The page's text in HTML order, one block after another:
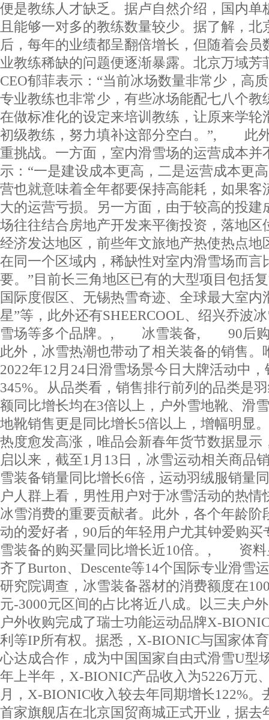
便是教练人才缺乏。据卢自然介绍，国内单
且能够一对多的教练数量较少。据了解，北
后，每年的业绩都呈翻倍增长，但随着会员
业教练稀缺的问题便逐渐暴露。北京万域芳
CEO郁菲表示：“当前冰场数量非常少，高
专业教练也非常少，有些冰场能配七八个教
在做标准化的设定来培训教练，让原来学轮
初级教练，努力填补这部分空白。”, 此
重挑战。一方面，室内滑雪场的运营成本并
示：“一是建设成本更高，二是运营成本更
营也就意味着全年都要保持高能耗，如果客
大的运营亏损。另一方面，由于较高的投建
场往往结合房地产开发来平衡投资，落地区
经济发达地区，前些年文旅地产热使热点地
在同一个区域内，稀缺性对室内滑雪场而言
要。”目前长三角地区已有的大型项目包括
国际度假区、无锡热雪奇迹、全球最大室内
星”等，此外还有SHEERCOOL、绍兴乔波
雪场等多个品牌。, 冰雪装备, 90后
此外，冰雪热潮也带动了相关装备的销售。
2022年12月24日滑雪场景今日大牌活动中
345%。从品类看，销售排行前列的品类是
额同比增长均在3倍以上，户外雪地靴、滑
地靴销售更是同比增长5倍以上，增幅明显
热度愈发高涨，唯品会新春年货节数据显示
启以来，截至1月13日，冰雪运动相关商品
雪装备销量同比增长6倍，运动羽绒服销
户人群上看，男性用户对于冰雪活动的热情
冰雪消费的重要贡献者。此外，各个年龄阶
动的爱好者，90后的年轻用户尤其钟爱购买
雪装备的购买量同比增长近10倍。, 资料
齐了Burton、Descente等14个国际专业滑雪
研究院调查，冰雪装备器材的消费额度在
元-3000元区间的占比将近八成。以三夫户
户外收购完成了瑞士功能运动品牌X-
利等IP所有权。据悉，X-BIONIC与国家体
心达成合作，成为中国国家自由式滑雪U型
年上半年，X-BIONIC产品收入为5226万元
月，X-BIONIC收入较去年同期增长122%
首家旗舰店在北京国贸商城正式开业，据去